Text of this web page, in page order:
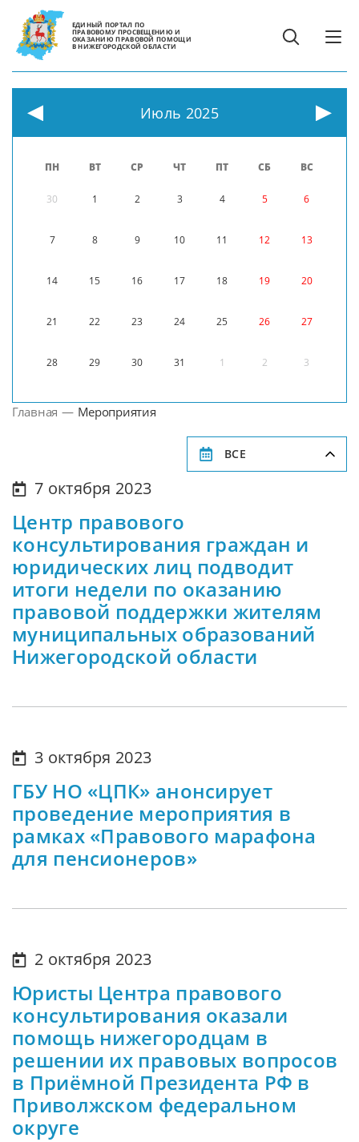
ЕДИНЫЙ ПОРТАЛ ПО
ПРАВОВОМУ ПРОСВЕЩЕНИЮ И
ОКАЗАНИЮ ПРАВОВОЙ ПОМОЩИ
В НИЖЕГОРОДСКОЙ ОБЛАСТИ
Июль 2025
ПН ВТ СР ЧТ ПТ СБ ВС
30 1 2 3 4 5 6
7 8 9 10 11 12 13
14 15 16 17 18 19 20
21 22 23 24 25 26 27
28 29 30 31 1 2 3
Главная — Мероприятия
ВСЕ
7 октября 2023
Центр правового
консультирования граждан и
юридических лиц подводит
итоги недели по оказанию
правовой поддержки жителям
муниципальных образований
Нижегородской области
3 октября 2023
ГБУ НО «ЦПК» анонсирует
проведение мероприятия в
рамках «Правового марафона
для пенсионеров»
2 октября 2023
Юристы Центра правового
консультирования оказали
помощь нижегородцам в
решении их правовых вопросов
в Приёмной Президента РФ в
Приволжском федеральном
округе